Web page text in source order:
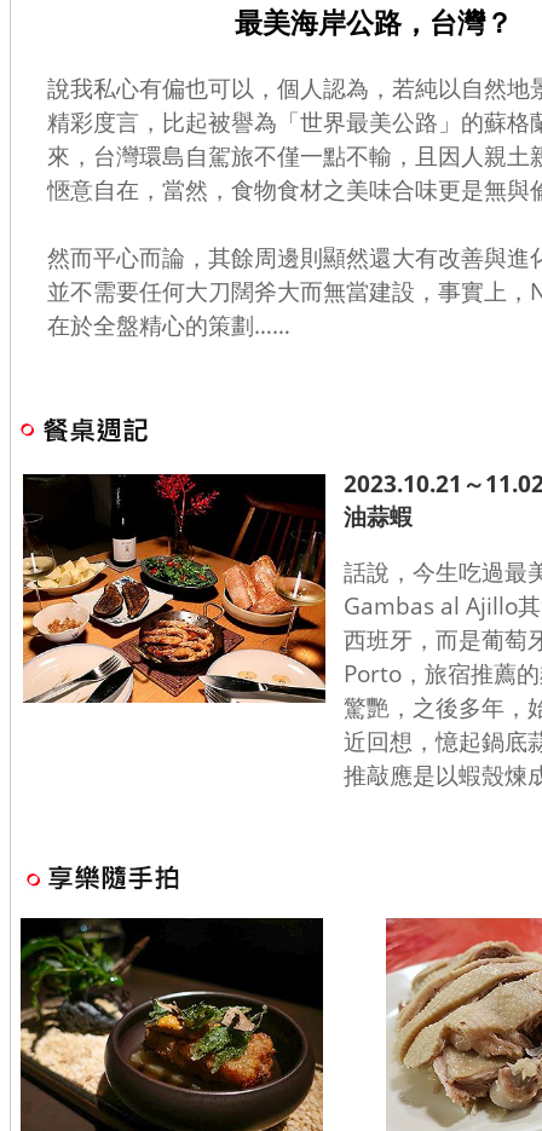
最美海岸公路，台灣？
說我私心有偏也可以，個人認為，若純以自然地
精彩度言，比起被譽為「世界最美公路」的蘇格
來，台灣環島自駕旅不僅一點不輸，且因人親土
愜意自在，當然，食物食材之美味合味更是無與
然而平心而論，其餘周邊則顯然還大有改善與
並不需要任何大刀闊斧大而無當建設，事實上，
在於全盤精心的策劃……
2023.10.21～
油蒜蝦
話說，今生吃過最
Gambas al Ajillo
西班牙，而是葡萄
Porto，旅宿推薦
驚艷，之後多年，
近回想，憶起鍋底
推敲應是以蝦殼